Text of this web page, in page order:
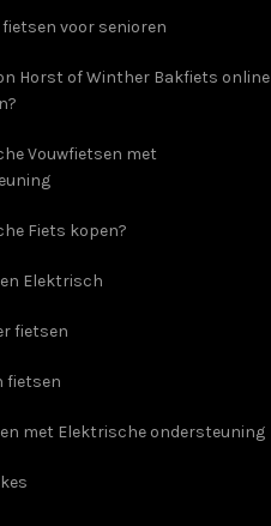
voor senioren
Horst of Winther Bakfiets online
Vouwfietsen met
Fiets kopen?
Elektrisch
fietsen
fietsen
met Elektrische ondersteuning